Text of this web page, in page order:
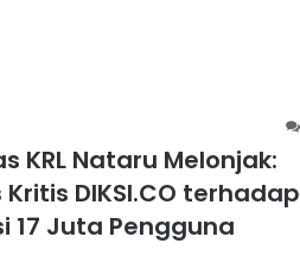
KRL Nataru Melonjak:
DIKSI.CO terhadap
17 Juta Pengguna